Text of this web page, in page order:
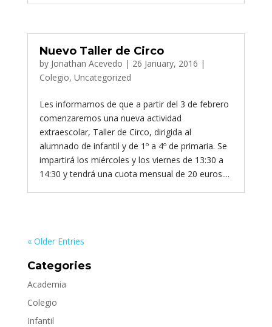
Nuevo Taller de Circo
by Jonathan Acevedo | 26 January, 2016 |
Colegio, Uncategorized
Les informamos de que a partir del 3 de febrero
comenzaremos una nueva actividad
extraescolar, Taller de Circo, dirigida al
alumnado de infantil y de 1º a 4º de primaria. Se
impartirá los miércoles y los viernes de 13:30 a
14:30 y tendrá una cuota mensual de 20 euros....
« Older Entries
Categories
Academia
Colegio
Infantil